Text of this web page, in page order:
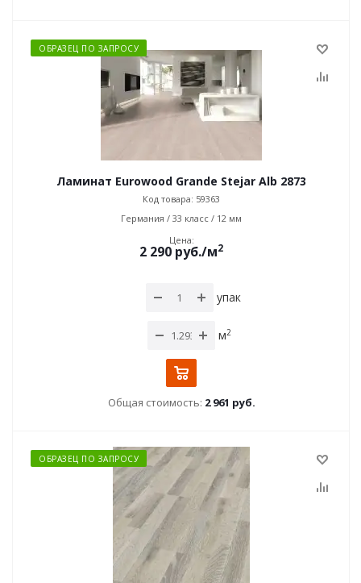
ОБРАЗЕЦ ПО ЗАПРОСУ
Ламинат Eurowood Grande Stejar Alb 2873
Код товара: 59363
Германия / 33 класс / 12 мм
Цена:
2 290 руб./м2
упак
м2
Общая стоимость: 2 961 руб.
ОБРАЗЕЦ ПО ЗАПРОСУ